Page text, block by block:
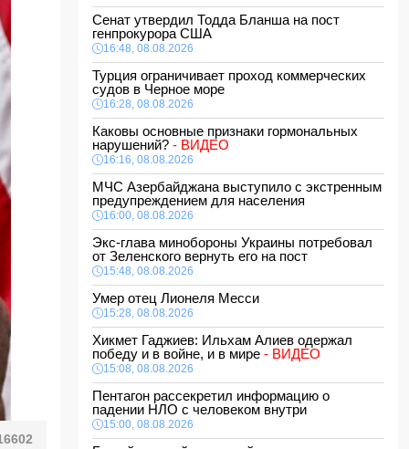
Сенат утвердил Тодда Бланша на пост
генпрокурора США
16:48, 08.08.2026
Турция ограничивает проход коммерческих
судов в Черное море
16:28, 08.08.2026
Каковы основные признаки гормональных
нарушений? - ВИДЕО
16:16, 08.08.2026
МЧС Азербайджана выступило с экстренным
предупреждением для населения
16:00, 08.08.2026
Экс-глава минобороны Украины потребовал
от Зеленского вернуть его на пост
15:48, 08.08.2026
Умер отец Лионеля Месси
15:28, 08.08.2026
Хикмет Гаджиев: Ильхам Алиев одержал
победу и в войне, и в мире - ВИДЕО
15:08, 08.08.2026
Пентагон рассекретил информацию о
падении НЛО с человеком внутри
15:00, 08.08.2026